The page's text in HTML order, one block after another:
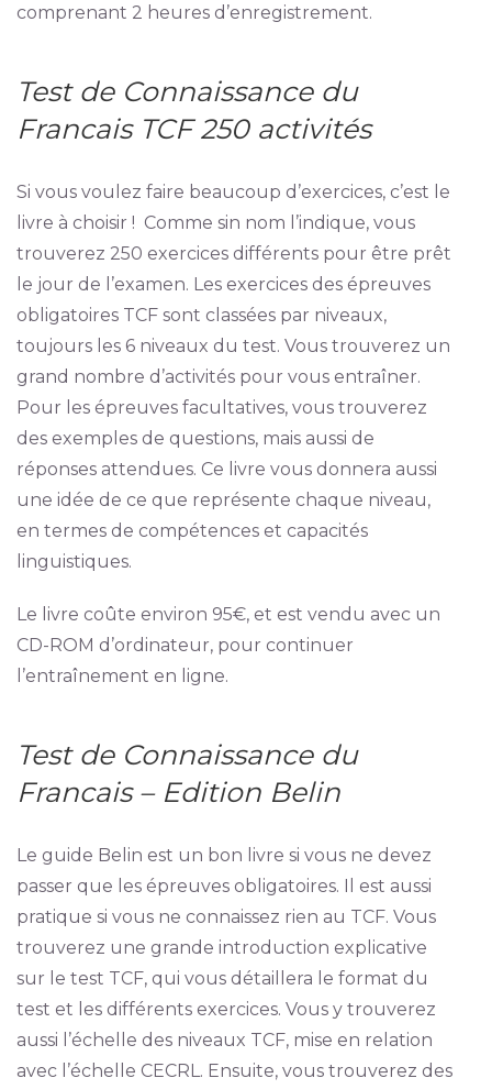
comprenant 2 heures d’enregistrement.
Test de Connaissance du
Francais TCF 250 activités
Si vous voulez faire beaucoup d’exercices, c’est le
livre à choisir ! Comme sin nom l’indique, vous
trouverez 250 exercices différents pour être prêt
le jour de l’examen. Les exercices des épreuves
obligatoires TCF sont classées par niveaux,
toujours les 6 niveaux du test. Vous trouverez un
grand nombre d’activités pour vous entraîner.
Pour les épreuves facultatives, vous trouverez
des exemples de questions, mais aussi de
réponses attendues. Ce livre vous donnera aussi
une idée de ce que représente chaque niveau,
en termes de compétences et capacités
linguistiques.
Le livre coûte environ 95€, et est vendu avec un
CD-ROM d’ordinateur, pour continuer
l’entraînement en ligne.
Test de Connaissance du
Francais – Edition Belin
Le guide Belin est un bon livre si vous ne devez
passer que les épreuves obligatoires. Il est aussi
pratique si vous ne connaissez rien au TCF. Vous
trouverez une grande introduction explicative
sur le test TCF, qui vous détaillera le format du
test et les différents exercices. Vous y trouverez
aussi l’échelle des niveaux TCF, mise en relation
avec l’échelle CECRL. Ensuite, vous trouverez des